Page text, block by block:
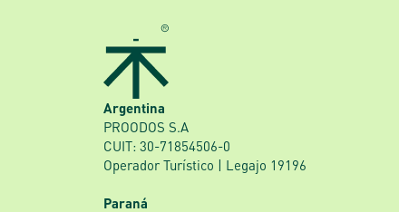
Argentina
PROODOS S.A
CUIT: 30-71854506-0
Operador Turístico | Legajo 19196
Paraná